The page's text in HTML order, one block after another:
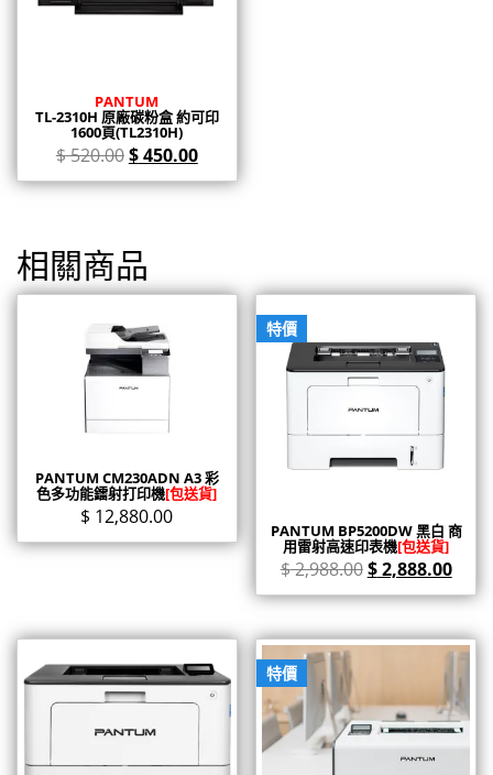
PANTUM
TL-2310H 原廠碳粉盒 約可印
1600頁(TL2310H)
$520.00$450.00
相關商品
PANTUM CM230ADN A3 彩
色多功能鐳射打印機[包送貨]
$ 12,880.00
特價
PANTUM BP5200DW 黑白 商
用雷射高速印表機[包送貨]
$2,988.00$2,888.00
特價